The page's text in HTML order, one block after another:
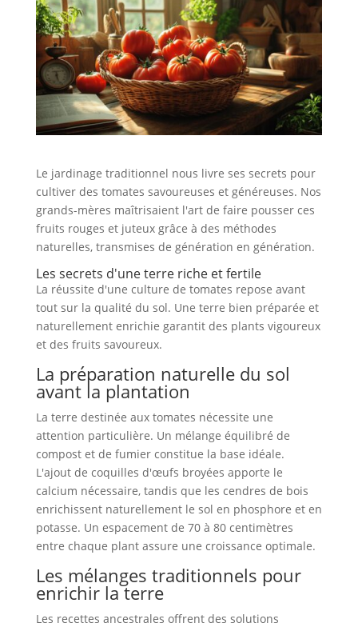
Le jardinage traditionnel nous livre ses secrets pour
cultiver des tomates savoureuses et généreuses. Nos
grands-mères maîtrisaient l'art de faire pousser ces
fruits rouges et juteux grâce à des méthodes
naturelles, transmises de génération en génération.
Les secrets d'une terre riche et fertile
La réussite d'une culture de tomates repose avant
tout sur la qualité du sol. Une terre bien préparée et
naturellement enrichie garantit des plants vigoureux
et des fruits savoureux.
La préparation naturelle du sol
avant la plantation
La terre destinée aux tomates nécessite une
attention particulière. Un mélange équilibré de
compost et de fumier constitue la base idéale.
L'ajout de coquilles d'œufs broyées apporte le
calcium nécessaire, tandis que les cendres de bois
enrichissent naturellement le sol en phosphore et en
potasse. Un espacement de 70 à 80 centimètres
entre chaque plant assure une croissance optimale.
Les mélanges traditionnels pour
enrichir la terre
Les recettes ancestrales offrent des solutions